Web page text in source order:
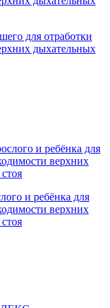
для отработки
дыхательных
и ребёнка для
верхних